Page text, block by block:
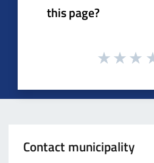
this page?
Contact municipality